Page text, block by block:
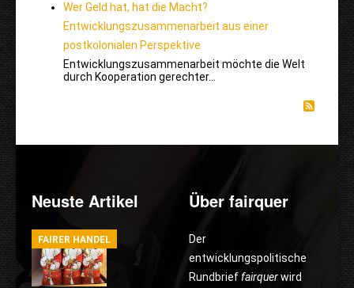
Wer Geld hat, hat die Macht?
Entwicklungszusammenarbeit aus einer
postkolonialen Perspektive
Entwicklungszusammenarbeit möchte die Welt
durch Kooperation gerechter…
Neuste Artikel
FAIRER HANDEL
Über fairquer
Der
entwicklungspolitische
Rundbrieffairquerwird